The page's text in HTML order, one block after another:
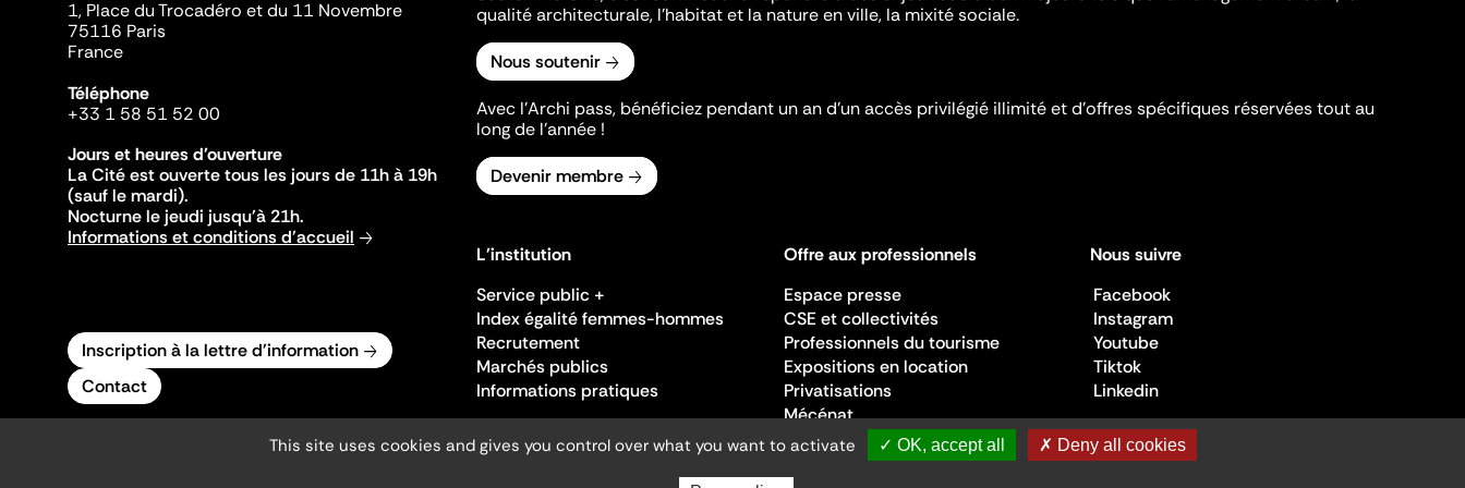
1, Place du Trocadéro et du 11 Novembre
75116 Paris
France
Téléphone
+33 1 58 51 52 00
Jours et heures d'ouverture
La Cité est ouverte tous les jours de 11h à 19h
(sauf le mardi).
Nocturne le jeudi jusqu'à 21h.
Informations et conditions d'accueil
Inscription à la lettre d'information
Contact
qualité architecturale, l'habitat et la nature en ville, la mixité sociale.
Nous soutenir
Avec l’Archi pass, bénéficiez pendant un an d’un accès privilégié illimité et d’offres spécifiques réservées tout au
long de l’année !
Devenir membre
L'institution
Service public +
Index égalité femmes-hommes
Recrutement
Marchés publics
Informations pratiques
Offre aux professionnels
Espace presse
CSE et collectivités
Professionnels du tourisme
Expositions en location
Privatisations
Mécénat
Nous suivre
Facebook
Instagram
Youtube
Tiktok
Linkedin
This site uses cookies and gives you control over what you want to activate ✓ OK, accept all ✗ Deny all cookies